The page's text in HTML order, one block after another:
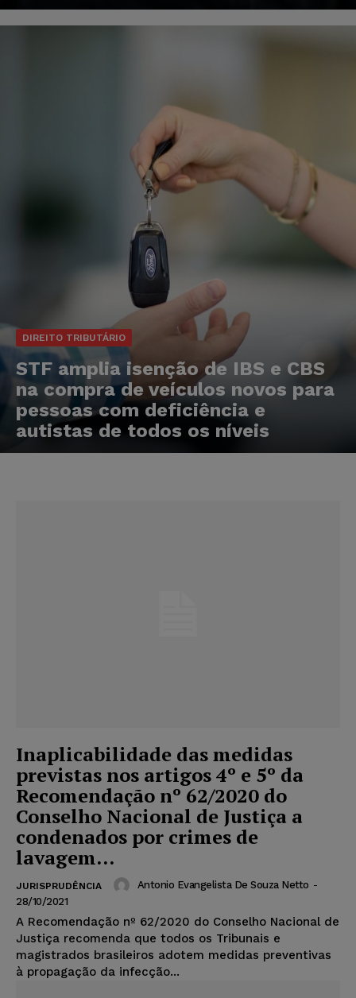
DIREITO TRIBUTÁRIO
STF amplia isenção de IBS e CBS
na compra de veículos novos para
pessoas com deficiência e
autistas de todos os níveis
Inaplicabilidade das medidas
previstas nos artigos 4º e 5º da
Recomendação nº 62/2020 do
Conselho Nacional de Justiça a
condenados por crimes de
lavagem...
JURISPRUDÊNCIA Antonio Evangelista De Souza Netto -
28/10/2021
A Recomendação nº 62/2020 do Conselho Nacional de
Justiça recomenda que todos os Tribunais e
magistrados brasileiros adotem medidas preventivas
à propagação da infecção...